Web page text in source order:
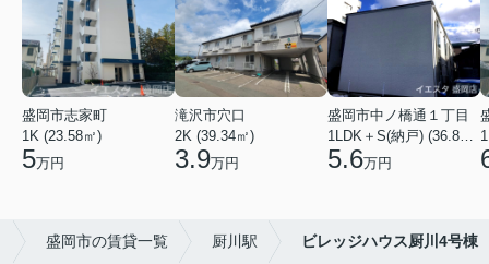
盛岡市志家町
1K (23.58㎡)
5万円
滝沢市穴口
2K (39.34㎡)
3.9万円
盛岡市中ノ橋通１丁目
1LDK＋S(納戸) (36.80㎡)
5.6万円
盛岡市の賃貸一覧 厨川駅 ビレッジハウス厨川4号棟